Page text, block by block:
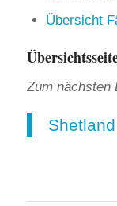
Übersicht
Zum nächsten